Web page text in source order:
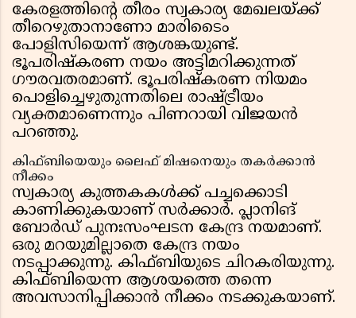
കേരളത്തിൻ്റെ തീരം സ്വകാര്യ മേഖലയ്ക്ക്
തീറെഴുതാനാണോ മാരിടൈം
പോളിസിയെന്ന് ആശങ്കയുണ്ട്.
ഭൂപരിഷ്കരണ നയം അട്ടിമറിക്കുന്നത്
ഗൗരവതരമാണ്. ഭൂപരിഷ്കരണ നിയമം
പൊളിച്ചെഴുതുന്നതിലെ രാഷ്ട്രീയം
വ്യക്തമാണെന്നും പിണറായി വിജയൻ
പറഞ്ഞു.
കിഫ്ബിയെയും ലൈഫ് മിഷനെയും തകർക്കാൻ
നീക്കം
സ്വകാര്യ കുത്തകകൾക്ക് പച്ചക്കൊടി
കാണിക്കുകയാണ് സർക്കാർ. പ്ലാനിങ്
ബോർഡ് പുനഃസംഘടന കേന്ദ്ര നയമാണ്.
ഒരു മറയുമില്ലാതെ കേന്ദ്ര നയം
നടപ്പാക്കുന്നു. കിഫ്ബിയുടെ ചിറകരിയുന്നു.
കിഫ്ബിയെന്ന ആശയത്തെ തന്നെ
അവസാനിപ്പിക്കാൻ നീക്കം നടക്കുകയാണ്.